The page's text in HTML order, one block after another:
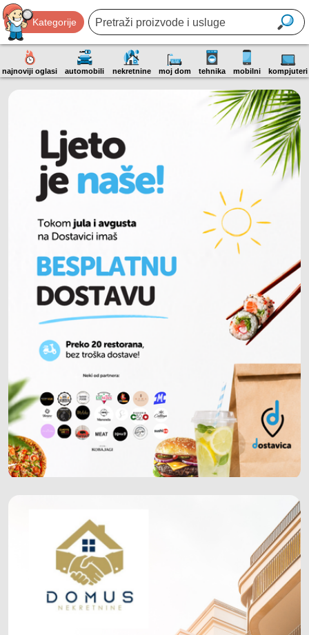
Kategorije
najnoviji oglasi automobili nekretnine moj dom tehnika mobilni kompjuteri